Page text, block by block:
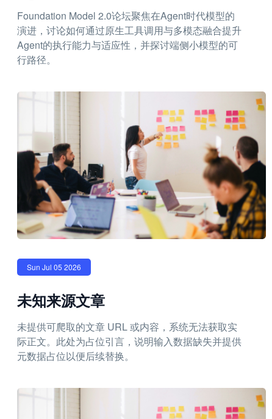
Foundation Model 2.0论坛聚焦在Agent时代模型的
演进，讨论如何通过原生工具调用与多模态融合提升
Agent的执行能力与适应性，并探讨端侧小模型的可
行路径。
Sun Jul 05 2026
未知来源文章
未提供可爬取的文章 URL 或内容，系统无法获取实
际正文。此处为占位引言，说明输入数据缺失并提供
元数据占位以便后续替换。